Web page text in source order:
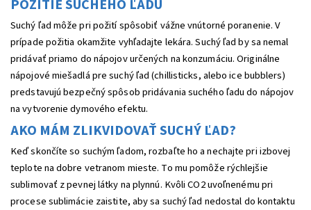
POŽITIE SUCHÉHO ĽADU
Suchý ľad môže pri požití spôsobiť vážne vnútorné poranenie. V
prípade požitia okamžite vyhľadajte lekára. Suchý ľad by sa nemal
pridávať priamo do nápojov určených na konzumáciu. Originálne
nápojové miešadlá pre suchý ľad (chillisticks, alebo ice bubblers)
predstavujú bezpečný spôsob pridávania suchého ľadu do nápojov
na vytvorenie dymového efektu.
AKO MÁM ZLIKVIDOVAŤ SUCHÝ ĽAD?
Keď skončíte so suchým ľadom, rozbaľte ho a nechajte pri izbovej
teplote na dobre vetranom mieste. To mu pomôže rýchlejšie
sublimovať z pevnej látky na plynnú. Kvôli CO2 uvoľnenému pri
procese sublimácie zaistite, aby sa suchý ľad nedostal do kontaktu